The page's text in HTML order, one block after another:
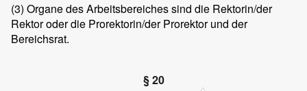
(3) Organe des Arbeitsbereiches sind die Rektorin/der
Rektor oder die Prorektorin/der Prorektor und der
Bereichsrat.
§ 20